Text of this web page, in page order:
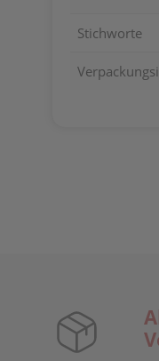
Stichworte